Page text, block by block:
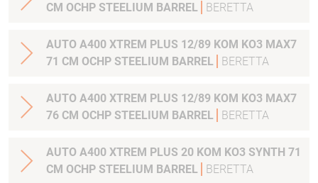
CM OCHP STEELIUM BARREL
BERETTA
AUTO A400 XTREM PLUS 12/89 KOM KO3 MAX7
71 CM OCHP STEELIUM BARREL
BERETTA
AUTO A400 XTREM PLUS 12/89 KOM KO3 MAX7
76 CM OCHP STEELIUM BARREL
BERETTA
AUTO A400 XTREM PLUS 20 KOM KO3 SYNTH 71
CM OCHP STEELIUM BARREL
BERETTA